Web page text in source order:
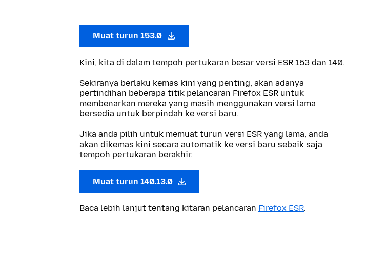
Muat turun 153.0
Kini, kita di dalam tempoh pertukaran besar versi ESR 153 dan 140.
Sekiranya berlaku kemas kini yang penting, akan adanya
pertindihan beberapa titik pelancaran Firefox ESR untuk
membenarkan mereka yang masih menggunakan versi lama
bersedia untuk berpindah ke versi baru.
Jika anda pilih untuk memuat turun versi ESR yang lama, anda
akan dikemas kini secara automatik ke versi baru sebaik saja
tempoh pertukaran berakhir.
Muat turun 140.13.0
Baca lebih lanjut tentang kitaran pelancaran Firefox ESR.